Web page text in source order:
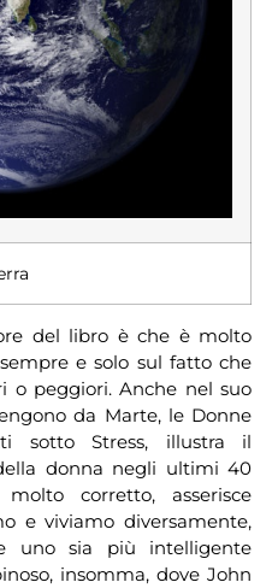
del libro è che è molto
e solo sul fatto che
o peggiori. Anche nel suo
da Marte, le Donne
sotto Stress, illustra il
donna negli ultimi 40
corretto, asserisce
e viviamo diversamente,
uno sia più intelligente
insomma, dove John